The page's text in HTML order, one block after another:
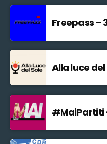
Freepass –
Alla luce
#MaiPartiti